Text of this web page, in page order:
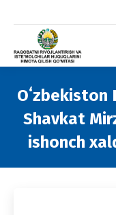
Oʻzbekiston
Shavkat
ishonch